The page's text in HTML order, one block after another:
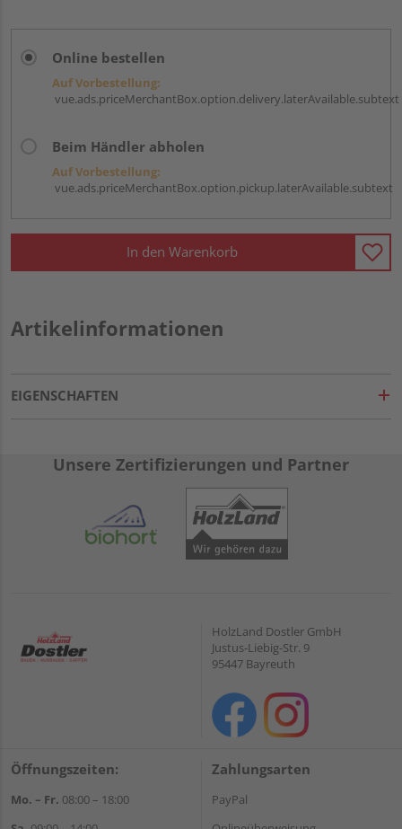
Online bestellen
Auf Vorbestellung:
vue.ads.priceMerchantBox.option.delivery.laterAvailable.subtext
Beim Händler abholen
Auf Vorbestellung:
vue.ads.priceMerchantBox.option.pickup.laterAvailable.subtext
In den Warenkorb
Artikelinformationen
EIGENSCHAFTEN
Unsere Zertifizierungen und Partner
HolzLand Dostler GmbH
Justus-Liebig-Str. 9
95447 Bayreuth
Öffnungszeiten:
Mo. – Fr. 08:00 – 18:00
Zahlungsarten
PayPal